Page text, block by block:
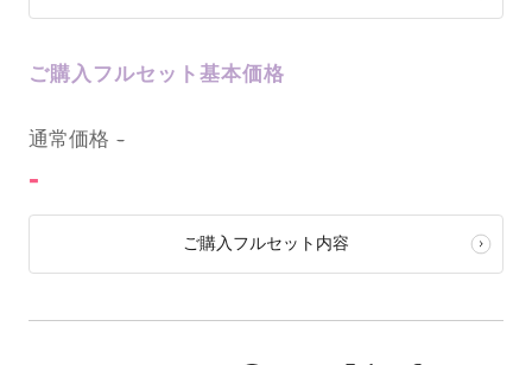
ご購入フルセット基本価格
通常価格 -
-
ご購入フルセット内容